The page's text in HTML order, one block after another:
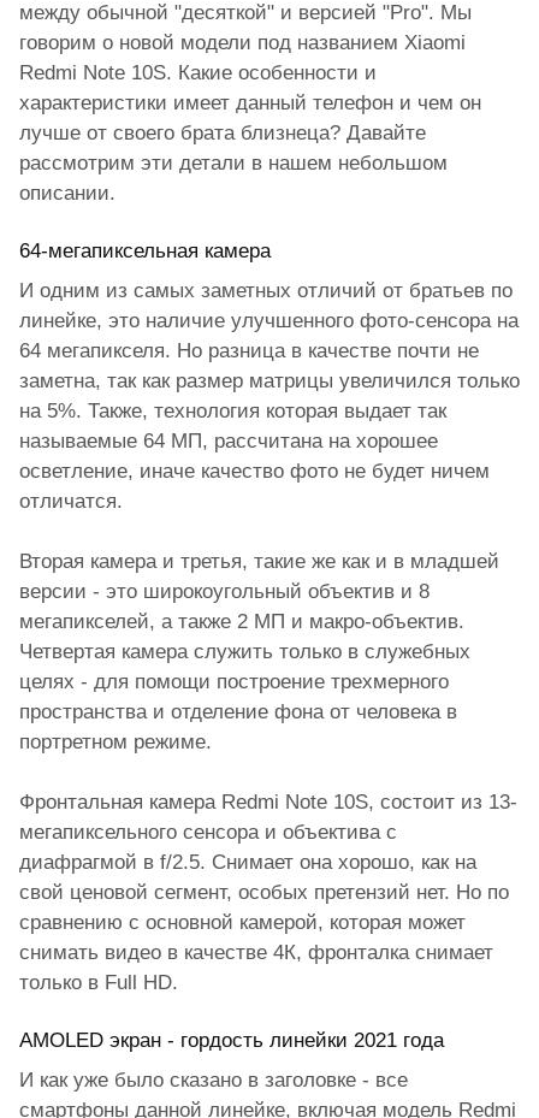
между обычной "десяткой" и версией "Pro". Мы
говорим о новой модели под названием Xiaomi
Redmi Note 10S. Какие особенности и
характеристики имеет данный телефон и чем он
лучше от своего брата близнеца? Давайте
рассмотрим эти детали в нашем небольшом
описании.
64-мегапиксельная камера
И одним из самых заметных отличий от братьев по
линейке, это наличие улучшенного фото-сенсора на
64 мегапикселя. Но разница в качестве почти не
заметна, так как размер матрицы увеличился только
на 5%. Также, технология которая выдает так
называемые 64 МП, рассчитана на хорошее
осветление, иначе качество фото не будет ничем
отличатся.
Вторая камера и третья, такие же как и в младшей
версии - это широкоугольный объектив и 8
мегапикселей, а также 2 МП и макро-объектив.
Четвертая камера служить только в служебных
целях - для помощи построение трехмерного
пространства и отделение фона от человека в
портретном режиме.
Фронтальная камера Redmi Note 10S, состоит из 13-
мегапиксельного сенсора и объектива с
диафрагмой в f/2.5. Снимает она хорошо, как на
свой ценовой сегмент, особых претензий нет. Но по
сравнению с основной камерой, которая может
снимать видео в качестве 4К, фронталка снимает
только в Full HD.
AMOLED экран - гордость линейки 2021 года
И как уже было сказано в заголовке - все
смартфоны данной линейке, включая модель Redmi